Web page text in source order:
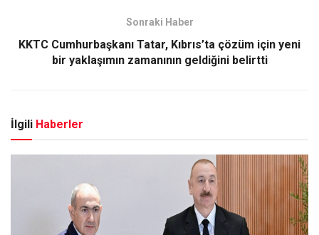
Sonraki Haber
KKTC Cumhurbaşkanı Tatar, Kıbrıs’ta çözüm için yeni
bir yaklaşımın zamanının geldiğini belirtti
İlgili Haberler